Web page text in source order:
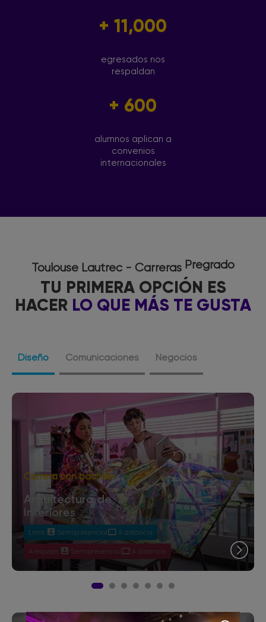
+ 11,000
egresados nos
respaldan
+ 600
alumnos aplican a
convenios
internacionales
Toulouse Lautrec - Carreras Pregrado
TU PRIMERA OPCIÓN ES
HACER LO QUE MÁS TE GUSTA
Diseño Comunicaciones Negocios
Carrera con bachiller
Arquitectura de
Interiores
Lima: Semipresencial A distancia
Arequipa: Semipresencial A distancia